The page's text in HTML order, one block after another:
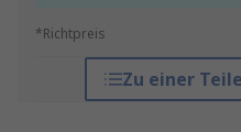
*Richtpreis
Zu einer